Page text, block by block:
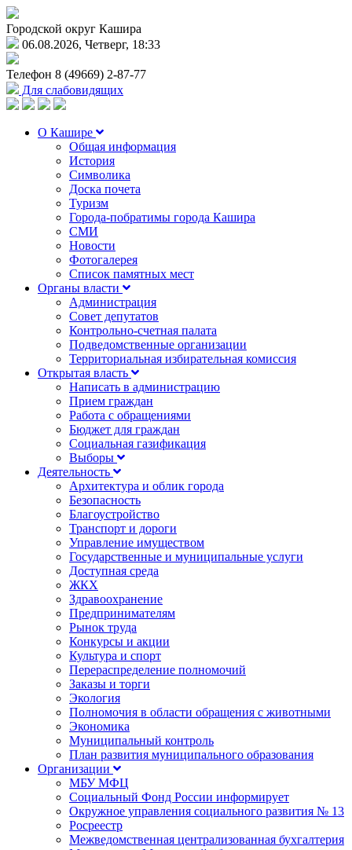
Городской округ Кашира
06.08.2026, Четверг, 18:33
Телефон 8 (49669) 2-87-77
Для слабовидящих
О Кашире
Общая информация
История
Символика
Доска почета
Туризм
Города-побратимы города Кашира
СМИ
Новости
Фотогалерея
Список памятных мест
Органы власти
Администрация
Совет депутатов
Контрольно-счетная палата
Подведомственные организации
Территориальная избирательная комиссия
Открытая власть
Написать в администрацию
Прием граждан
Работа с обращениями
Бюджет для граждан
Социальная газификация
Выборы
Деятельность
Архитектура и облик города
Безопасность
Благоустройство
Транспорт и дороги
Управление имуществом
Государственные и муниципальные услуги
Доступная среда
ЖКХ
Здравоохранение
Предпринимателям
Рынок труда
Конкурсы и акции
Культура и спорт
Перераспределение полномочий
Заказы и торги
Экология
Полномочия в области обращения с животными
Экономика
Муниципальный контроль
План развития муниципального образования
Организации
МБУ МФЦ
Социальный Фонд России информирует
Окружное управления социального развития № 13
Росреестр
Межведомственная централизованная бухгалтерия